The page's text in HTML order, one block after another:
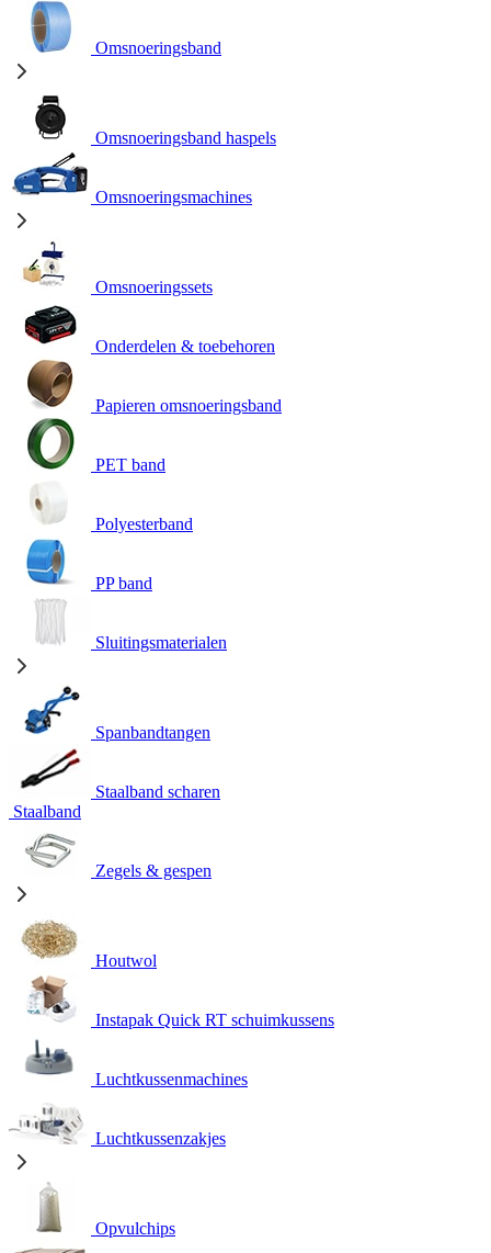
Omsnoeringsband
Omsnoeringsband haspels
Omsnoeringsmachines
Omsnoeringssets
Onderdelen & toebehoren
Papieren omsnoeringsband
PET band
Polyesterband
PP band
Sluitingsmaterialen
Spanbandtangen
Staalband scharen
Staalband
Zegels & gespen
Houtwol
Instapak Quick RT schuimkussens
Luchtkussenmachines
Luchtkussenzakjes
Opvulchips